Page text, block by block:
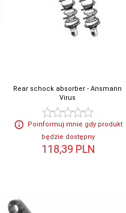
Rear schock absorber - Ansmann
Virus
Poinformuj mnie gdy produkt
będzie dostępny
118,39 PLN